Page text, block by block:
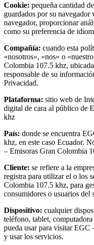
Cookie: pequeña cantidad
guardados por su
navegador, proporcionar
como su preferencia de
Compañía: cuando esta
«nosotros», «nos» o
Colombia 107.5 khz,
responsable de su
Privacidad.
Plataforma: sitio web de
digital de cara al público de
khz
País: donde se encuentra
khz, en este caso Ecuador.
– Emisoras Gran Colombia
Cliente: se refiere a la
registra para utilizar el o los
Colombia 107.5 khz, para
consumidores o usuarios del
Dispositivo: cualquier
teléfono, tablet,
pueda usar para visitar
y usar los servicios.